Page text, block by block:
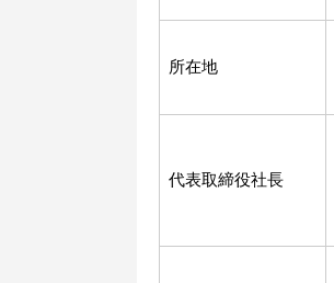
所在地
代表取締役社長